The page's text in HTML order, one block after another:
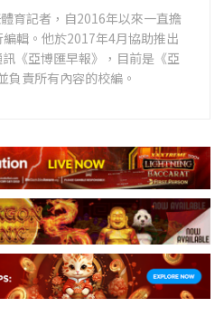
育記者，自2016年以來一直擔
輯。他於2017年4月協助推出
《亞博匯早報》，目前是《亞
負責所有內容的校編。